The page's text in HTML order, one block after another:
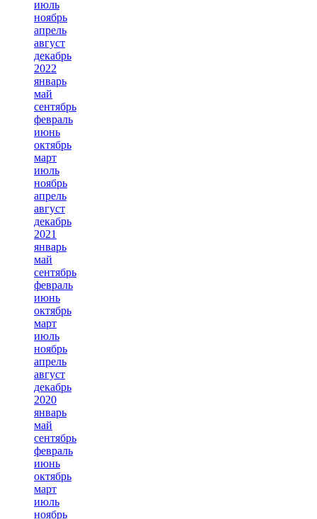
июль
ноябрь
апрель
август
декабрь
2022
январь
май
сентябрь
февраль
июнь
октябрь
март
июль
ноябрь
апрель
август
декабрь
2021
январь
май
сентябрь
февраль
июнь
октябрь
март
июль
ноябрь
апрель
август
декабрь
2020
январь
май
сентябрь
февраль
июнь
октябрь
март
июль
ноябрь